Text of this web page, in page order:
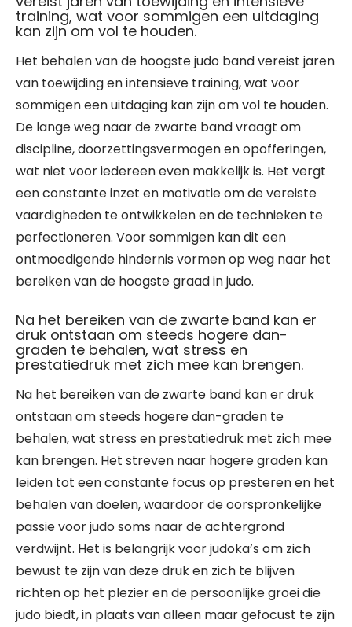
training, wat voor sommigen een uitdaging
kan zijn om vol te houden.
Het behalen van de hoogste judo band vereist jaren
van toewijding en intensieve training, wat voor
sommigen een uitdaging kan zijn om vol te houden.
De lange weg naar de zwarte band vraagt om
discipline, doorzettingsvermogen en opofferingen,
wat niet voor iedereen even makkelijk is. Het vergt
een constante inzet en motivatie om de vereiste
vaardigheden te ontwikkelen en de technieken te
perfectioneren. Voor sommigen kan dit een
ontmoedigende hindernis vormen op weg naar het
bereiken van de hoogste graad in judo.
Na het bereiken van de zwarte band kan er
druk ontstaan om steeds hogere dan-
graden te behalen, wat stress en
prestatiedruk met zich mee kan brengen.
Na het bereiken van de zwarte band kan er druk
ontstaan om steeds hogere dan-graden te
behalen, wat stress en prestatiedruk met zich mee
kan brengen. Het streven naar hogere graden kan
leiden tot een constante focus op presteren en het
behalen van doelen, waardoor de oorspronkelijke
passie voor judo soms naar de achtergrond
verdwijnt. Het is belangrijk voor judoka’s om zich
bewust te zijn van deze druk en zich te blijven
richten op het plezier en de persoonlijke groei die
judo biedt, in plaats van alleen maar gefocust te zijn